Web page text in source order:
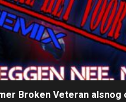
Broken Veteran alsnog